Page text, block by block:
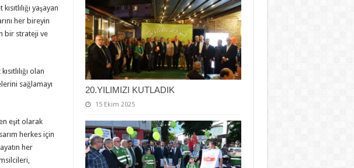
20.YILIMIZI KUTLADIK
15 Ekim 2025
yaşayan
her bireyin
bir strateji ve
olan
sağlamayı
eşit olarak
herkes için
her